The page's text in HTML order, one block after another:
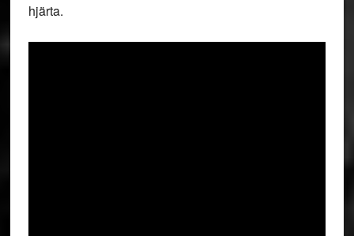
hjärta.